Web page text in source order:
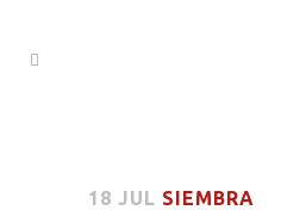
18 JUL SIEMBRA